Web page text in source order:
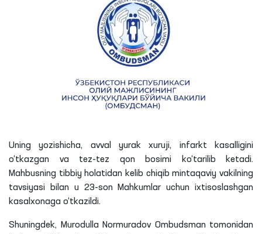
Uningyozishicha, avval yurak xuruji, infarkt kasalligini
o‘tkazgan va tez-tez qon bosimi ko‘tarilib ketadi.
Mahbusning tibbiy holatidan kelib chiqib mintaqaviy vakilning
tavsiyasi bilan u 23-son Mahkumlar uchun ixtisoslashgan
kasalxonaga o‘tkazildi.
Shuningdek, Murodulla NormuradovOmbudsman tomonidan